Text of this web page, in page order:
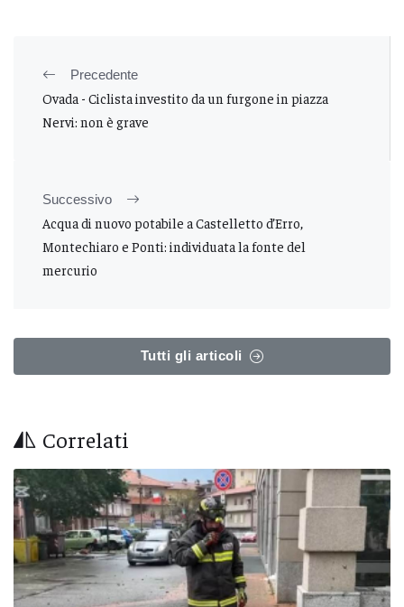
Precedente
Ovada - Ciclista investito da un furgone in piazza
Nervi: non è grave
Successivo
Acqua di nuovo potabile a Castelletto d’Erro,
Montechiaro e Ponti: individuata la fonte del
mercurio
Tutti gli articoli
Correlati